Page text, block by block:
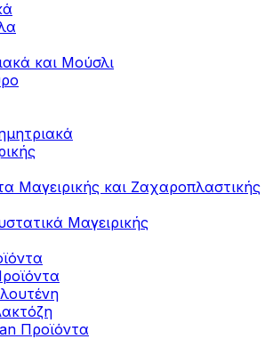
και Μούσλι
Μαγειρικής και Ζαχαροπλαστικής
Μαγειρικής
Προϊόντα